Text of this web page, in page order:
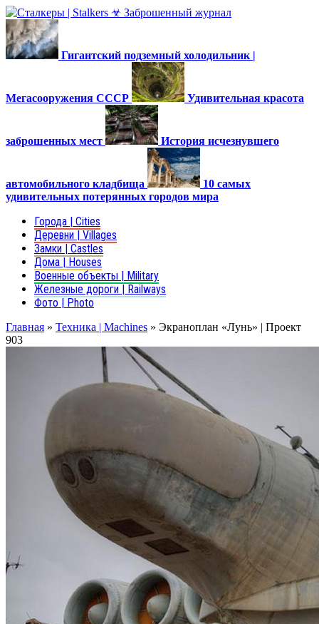
Гигантский подземный холодильник |
Мегасооружения СССР Удивительная красота
заброшенных мест История исчезнувшего
автомобильного кладбища
10 самых
удивительных потерянных городов мира
Города | Cities
Деревни | Villages
Замки | Castles
Дома | Houses
Военные объекты | Military
Железные дороги | Railways
Фото | Photo
Главная » Техника | Machines » Экраноплан «Лунь» | Проект
903